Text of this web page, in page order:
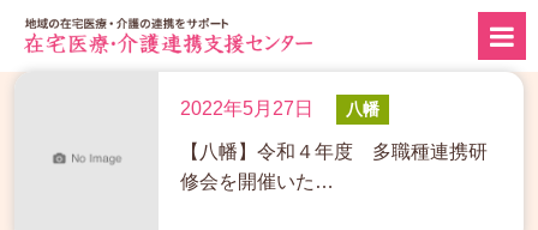
2022年5月27日 八幡
【八幡】令和４年度 多職種連携研
修会を開催いた…